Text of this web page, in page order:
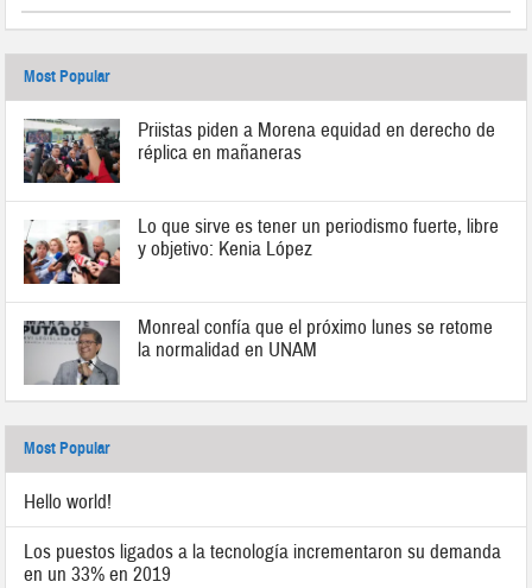
Most Popular
Priistas piden a Morena equidad en derecho de
réplica en mañaneras
Lo que sirve es tener un periodismo fuerte, libre
y objetivo: Kenia López
Monreal confía que el próximo lunes se retome
la normalidad en UNAM
Most Popular
Hello world!
Los puestos ligados a la tecnología incrementaron su demanda
en un 33% en 2019